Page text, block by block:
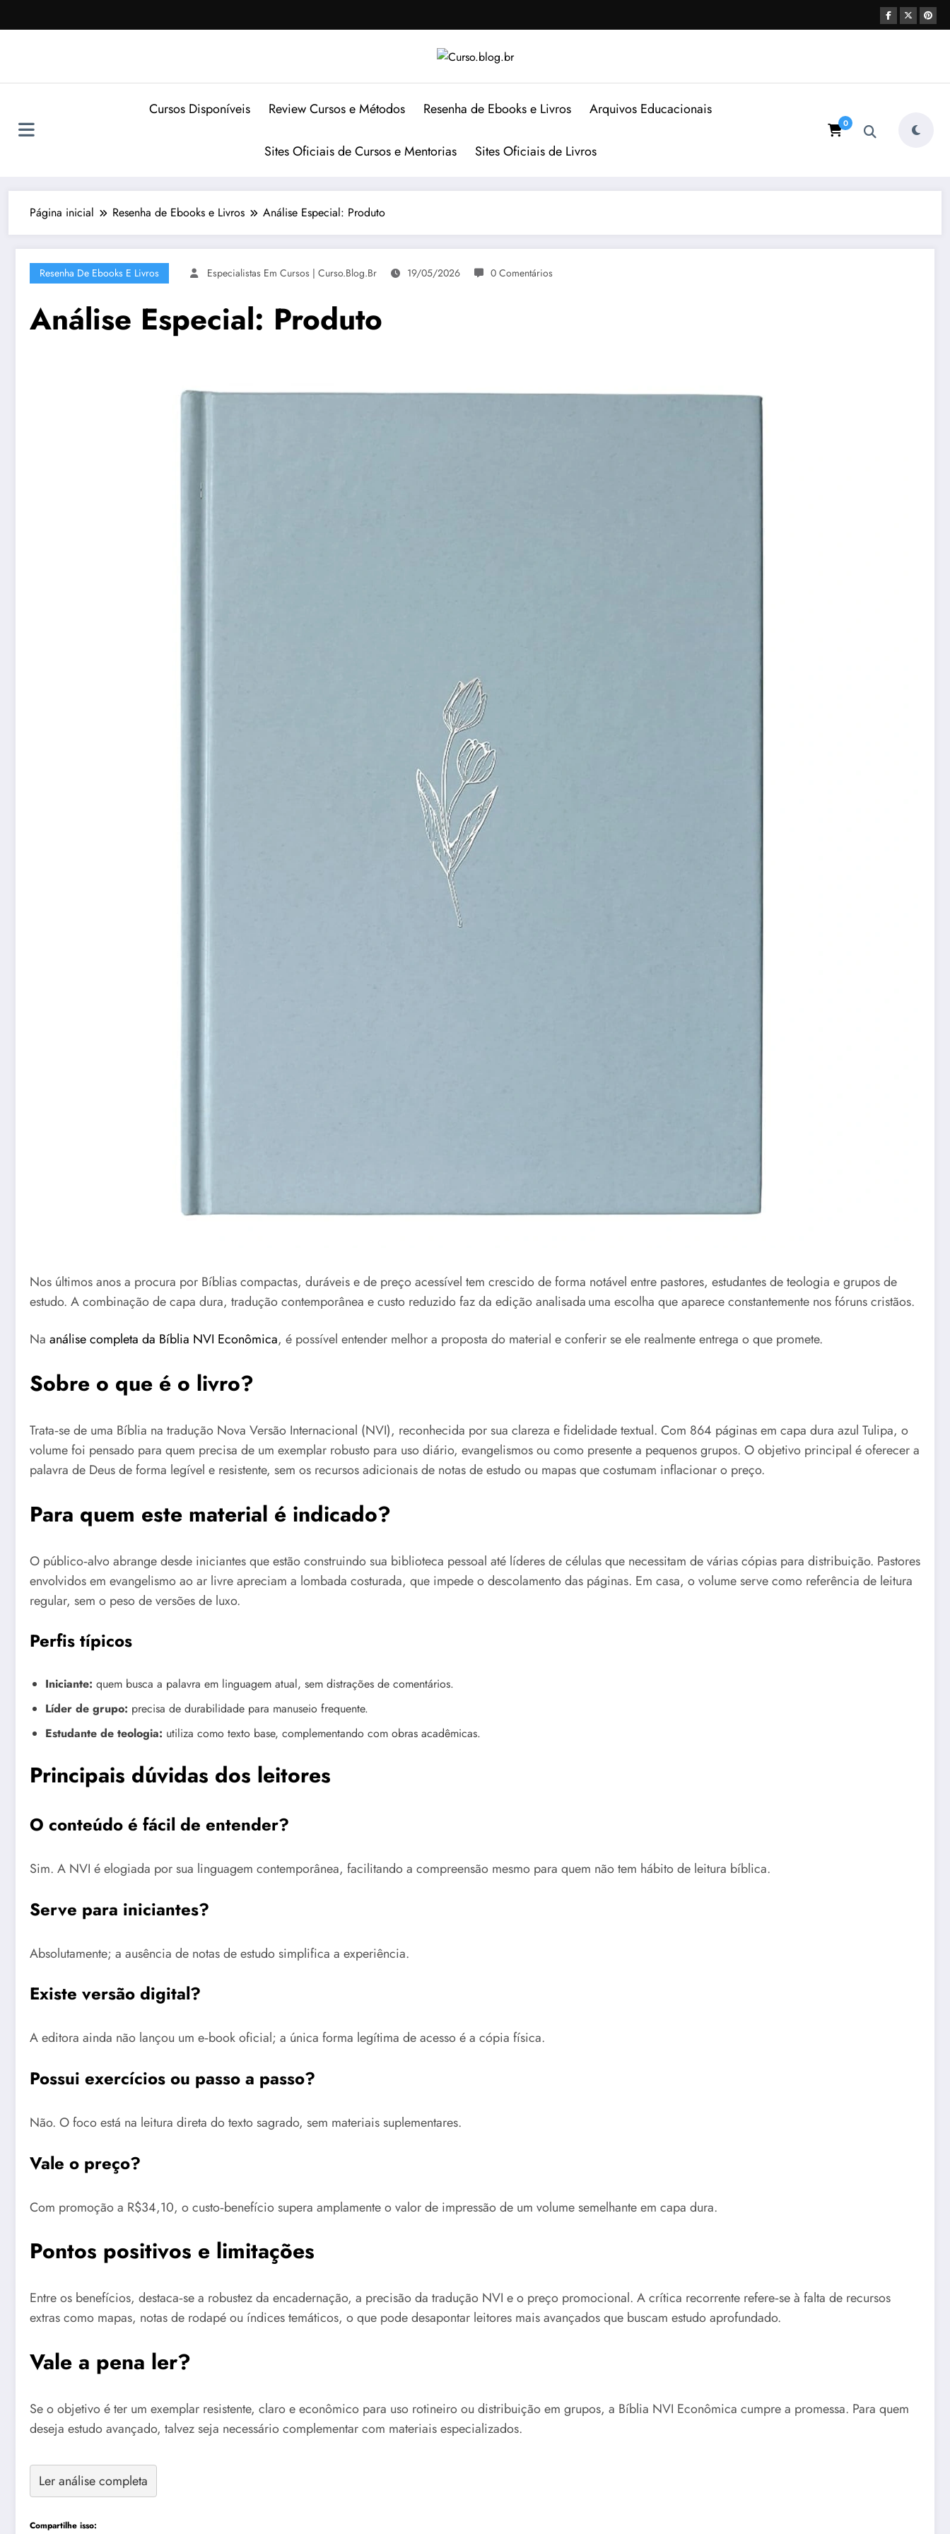
para
Cursos Disponíveis Review Cursos e Métodos Resenha de Ebooks e Livros Arquivos Educacionais
Sites Oficiais de Cursos e Mentorias Sites Oficiais de Livros
0
Página inicial Resenha de Ebooks e Livros Análise Especial: Produto
Resenha De Ebooks E Livros Especialistas Em Cursos | Curso.blog.br 19/05/2026 0 Comentários
Análise Especial: Produto
Nos últimos anos a procura por Bíblias compactas, duráveis e de preço acessível tem crescido de forma notável entre pastores, estudantes de teologia e grupos de
estudo. A combinação de capa dura, tradução contemporânea e custo reduzido faz da edição analisada uma escolha que aparece constantemente nos fóruns cristãos.
Na análise completa da Bíblia NVI Econômica, é possível entender melhor a proposta do material e conferir se ele realmente entrega o que promete.
Sobre o que é o livro?
Trata‑se de uma Bíblia na tradução Nova Versão Internacional (NVI), reconhecida por sua clareza e fidelidade textual. Com 864 páginas em capa dura azul Tulipa, o
volume foi pensado para quem precisa de um exemplar robusto para uso diário, evangelismos ou como presente a pequenos grupos. O objetivo principal é oferecer a
palavra de Deus de forma legível e resistente, sem os recursos adicionais de notas de estudo ou mapas que costumam inflacionar o preço.
Para quem este material é indicado?
O público‑alvo abrange desde iniciantes que estão construindo sua biblioteca pessoal até líderes de células que necessitam de várias cópias para distribuição. Pastores
envolvidos em evangelismo ao ar livre apreciam a lombada costurada, que impede o descolamento das páginas. Em casa, o volume serve como referência de leitura
regular, sem o peso de versões de luxo.
Perfis típicos
Iniciante: quem busca a palavra em linguagem atual, sem distrações de comentários.
Líder de grupo: precisa de durabilidade para manuseio frequente.
Estudante de teologia: utiliza como texto base, complementando com obras acadêmicas.
Principais dúvidas dos leitores
O conteúdo é fácil de entender?
Sim. A NVI é elogiada por sua linguagem contemporânea, facilitando a compreensão mesmo para quem não tem hábito de leitura bíblica.
Serve para iniciantes?
Absolutamente; a ausência de notas de estudo simplifica a experiência.
Existe versão digital?
A editora ainda não lançou um e‑book oficial; a única forma legítima de acesso é a cópia física.
Possui exercícios ou passo a passo?
Não. O foco está na leitura direta do texto sagrado, sem materiais suplementares.
Vale o preço?
Com promoção a R$34,10, o custo‑benefício supera amplamente o valor de impressão de um volume semelhante em capa dura.
Pontos positivos e limitações
Entre os benefícios, destaca‑se a robustez da encadernação, a precisão da tradução NVI e o preço promocional. A crítica recorrente refere‑se à falta de recursos
extras como mapas, notas de rodapé ou índices temáticos, o que pode desapontar leitores mais avançados que buscam estudo aprofundado.
Vale a pena ler?
Se o objetivo é ter um exemplar resistente, claro e econômico para uso rotineiro ou distribuição em grupos, a Bíblia NVI Econômica cumpre a promessa. Para quem
deseja estudo avançado, talvez seja necessário complementar com materiais especializados.
Ler análise completa
Compartilhe isso: